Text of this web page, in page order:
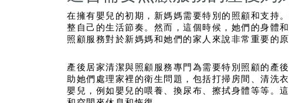
在擁有嬰兒的初期，新媽媽需要特別的照顧和支持
整自己的生活節奏。然而，這個時候，她們的身體
照顧服務對於新媽媽和她們的家人來說非常重要的原
產後居家清潔與照顧服務專門為需要特別照顧的產
助她們處理家裡的衛生問題，包括打掃房間、清洗
嬰兒，例如嬰兒的喂養、換尿布、擦拭身體等等。